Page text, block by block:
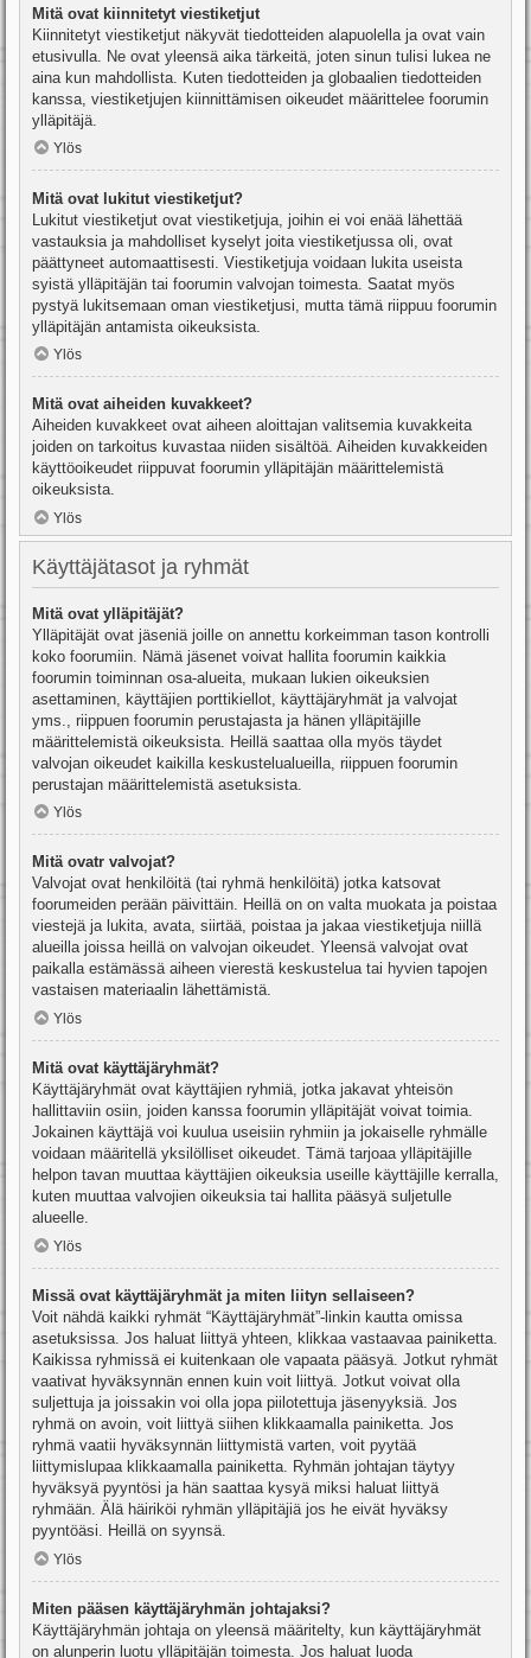
Mitä ovat kiinnitetyt viestiketjut
Kiinnitetyt viestiketjut näkyvät tiedotteiden alapuolella ja ovat vain
etusivulla. Ne ovat yleensä aika tärkeitä, joten sinun tulisi lukea ne
aina kun mahdollista. Kuten tiedotteiden ja globaalien tiedotteiden
kanssa, viestiketjujen kiinnittämisen oikeudet määrittelee foorumin
ylläpitäjä.
Ylös
Mitä ovat lukitut viestiketjut?
Lukitut viestiketjut ovat viestiketjuja, joihin ei voi enää lähettää
vastauksia ja mahdolliset kyselyt joita viestiketjussa oli, ovat
päättyneet automaattisesti. Viestiketjuja voidaan lukita useista
syistä ylläpitäjän tai foorumin valvojan toimesta. Saatat myös
pystyä lukitsemaan oman viestiketjusi, mutta tämä riippuu foorumin
ylläpitäjän antamista oikeuksista.
Ylös
Mitä ovat aiheiden kuvakkeet?
Aiheiden kuvakkeet ovat aiheen aloittajan valitsemia kuvakkeita
joiden on tarkoitus kuvastaa niiden sisältöä. Aiheiden kuvakkeiden
käyttöoikeudet riippuvat foorumin ylläpitäjän määrittelemistä
oikeuksista.
Ylös
Käyttäjätasot ja ryhmät
Mitä ovat ylläpitäjät?
Ylläpitäjät ovat jäseniä joille on annettu korkeimman tason kontrolli
koko foorumiin. Nämä jäsenet voivat hallita foorumin kaikkia
foorumin toiminnan osa-alueita, mukaan lukien oikeuksien
asettaminen, käyttäjien porttikiellot, käyttäjäryhmät ja valvojat
yms., riippuen foorumin perustajasta ja hänen ylläpitäjille
määrittelemistä oikeuksista. Heillä saattaa olla myös täydet
valvojan oikeudet kaikilla keskustelualueilla, riippuen foorumin
perustajan määrittelemistä asetuksista.
Ylös
Mitä ovatr valvojat?
Valvojat ovat henkilöitä (tai ryhmä henkilöitä) jotka katsovat
foorumeiden perään päivittäin. Heillä on on valta muokata ja poistaa
viestejä ja lukita, avata, siirtää, poistaa ja jakaa viestiketjuja niillä
alueilla joissa heillä on valvojan oikeudet. Yleensä valvojat ovat
paikalla estämässä aiheen vierestä keskustelua tai hyvien tapojen
vastaisen materiaalin lähettämistä.
Ylös
Mitä ovat käyttäjäryhmät?
Käyttäjäryhmät ovat käyttäjien ryhmiä, jotka jakavat yhteisön
hallittaviin osiin, joiden kanssa foorumin ylläpitäjät voivat toimia.
Jokainen käyttäjä voi kuulua useisiin ryhmiin ja jokaiselle ryhmälle
voidaan määritellä yksilölliset oikeudet. Tämä tarjoaa ylläpitäjille
helpon tavan muuttaa käyttäjien oikeuksia useille käyttäjille kerralla,
kuten muuttaa valvojien oikeuksia tai hallita pääsyä suljetulle
alueelle.
Ylös
Missä ovat käyttäjäryhmät ja miten liityn sellaiseen?
Voit nähdä kaikki ryhmät “Käyttäjäryhmät”-linkin kautta omissa
asetuksissa. Jos haluat liittyä yhteen, klikkaa vastaavaa painiketta.
Kaikissa ryhmissä ei kuitenkaan ole vapaata pääsyä. Jotkut ryhmät
vaativat hyväksynnän ennen kuin voit liittyä. Jotkut voivat olla
suljettuja ja joissakin voi olla jopa piilotettuja jäsenyyksiä. Jos
ryhmä on avoin, voit liittyä siihen klikkaamalla painiketta. Jos
ryhmä vaatii hyväksynnän liittymistä varten, voit pyytää
liittymislupaa klikkaamalla painiketta. Ryhmän johtajan täytyy
hyväksyä pyyntösi ja hän saattaa kysyä miksi haluat liittyä
ryhmään. Älä häiriköi ryhmän ylläpitäjiä jos he eivät hyväksy
pyyntöäsi. Heillä on syynsä.
Ylös
Miten pääsen käyttäjäryhmän johtajaksi?
Käyttäjäryhmän johtaja on yleensä määritelty, kun käyttäjäryhmät
on alunperin luotu ylläpitäjän toimesta. Jos haluat luoda